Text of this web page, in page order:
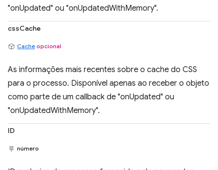
"onUpdated" ou "onUpdatedWithMemory".
cssCache
Cache opcional
As informações mais recentes sobre o cache do CSS
para o processo. Disponível apenas ao receber o objeto
como parte de um callback de "onUpdated" ou
"onUpdatedWithMemory".
ID
número